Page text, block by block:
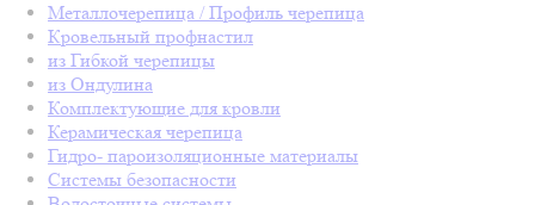
Металлочерепица / Профиль черепица
Кровельный профнастил
из Гибкой черепицы
из Ондулина
Комплектующие для кровли
Керамическая черепица
Гидро- пароизоляционные материалы
Системы безопасности